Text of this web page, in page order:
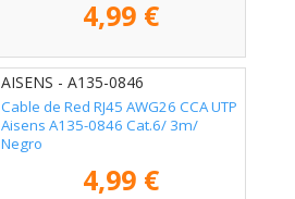
4,99 €
AISENS - A135-0846
Cable de Red RJ45 AWG26 CCA UTP
Aisens A135-0846 Cat.6/ 3m/
Negro
4,99 €